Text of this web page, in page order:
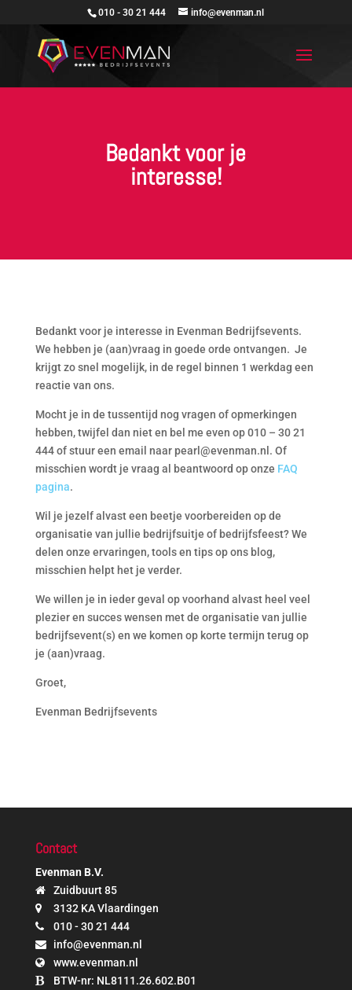
010 - 30 21 444 info@evenman.nl
Bedankt voor je
interesse!
Bedankt voor je interesse in Evenman Bedrijfsevents.
We hebben je (aan)vraag in goede orde ontvangen. Je
krijgt zo snel mogelijk, in de regel binnen 1 werkdag een
reactie van ons.
Mocht je in de tussentijd nog vragen of opmerkingen
hebben, twijfel dan niet en bel me even op 010 – 30 21
444 of stuur een email naar pearl@evenman.nl. Of
misschien wordt je vraag al beantwoord op onze FAQ
pagina.
Wil je jezelf alvast een beetje voorbereiden op de
organisatie van jullie bedrijfsuitje of bedrijfsfeest? We
delen onze ervaringen, tools en tips op ons blog,
misschien helpt het je verder.
We willen je in ieder geval op voorhand alvast heel veel
plezier en succes wensen met de organisatie van jullie
bedrijfsevent(s) en we komen op korte termijn terug op
je (aan)vraag.
Groet,
Evenman Bedrijfsevents
Contact
Evenman B.V.
Zuidbuurt 85
3132 KA Vlaardingen
010 - 30 21 444
info@evenman.nl
www.evenman.nl
BTW-nr: NL8111.26.602.B01